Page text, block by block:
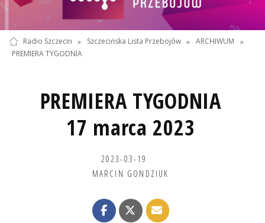
Radio Szczecin » Szczecińska Lista Przebojów » ARCHIWUM
»
PREMIERA TYGODNIA
PREMIERA TYGODNIA
17 marca 2023
2023-03-19
MARCIN GONDZIUK